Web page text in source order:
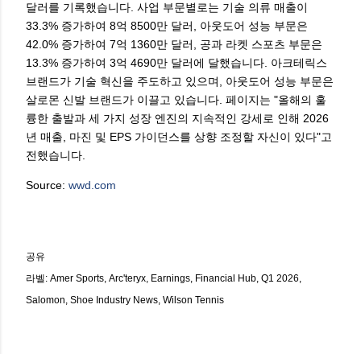
달러를 기록했습니다. 사업 부문별로는 기술 의류 매출이
33.3% 증가하여 8억 8500만 달러, 아웃도어 성능 부문은
42.0% 증가하여 7억 1360만 달러, 공과 라켓 스포츠 부문은
13.3% 증가하여 3억 4690만 달러에 달했습니다. 아크테릭스
브랜드가 기술 혁신을 주도하고 있으며, 아웃도어 성능 부문은
살로몬 신발 브랜드가 이끌고 있습니다. 페이지는 "올해의 훌
륭한 출발과 세 가지 성장 엔진의 지속적인 강세로 인해 2026
년 매출, 마진 및 EPS 가이던스를 상향 조정할 자신이 있다"고
전했습니다.
Source: wwd.com
공유
라벨: Amer Sports Arc'teryx Earnings Financial Hub Q1 2026
Salomon Shoe Industry News Wilson Tennis